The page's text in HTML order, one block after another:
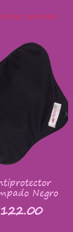
opciones
Negro
122.00